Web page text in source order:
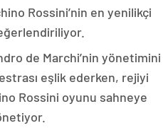
Rossini’nin en yenilikçi
de Marchi’nin yönetimini
eşlik ederken, rejiyi
Rossini oyunu sahneye